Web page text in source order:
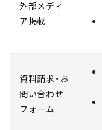
外部メディ
ア掲載
資料請求・お
問い合わせ
フォーム